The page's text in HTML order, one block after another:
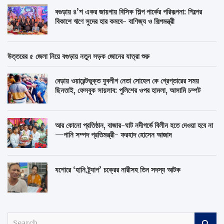
বগুড়ায় ৪’শ একর জায়গায় বিসিক শিল্প পার্কের পরিকল্পনা: শিল্পের
বিকাশে ঋণে সুদের হার কমবে- বাণিজ্য ও শিল্পমন্ত্রী
উত্তরের ৫ জেলা নিয়ে বগুড়ায় নতুন সড়ক জোনের যাত্রা শুরু
বেড়ায় ওয়ারেন্টভুক্ত যুবলীগ নেতা সোহেল কে গ্রেপ্তারের সময়
ছিনতাই, ফেসবুক সায়লাব: পুলিশের ওপর হামলা, আসামি চম্পট
আর কোনো প্রতিষ্ঠান, বাজার-ঘাট নদীগর্ভে বিলীন হতে দেওয়া হবে না
—পানি সম্পদ প্রতিমন্ত্রী- ফরহাদ হোসেন আজাদ
যশোরে ‘হানি ট্র্যাপ’ চক্রের নারীসহ তিন সদস্য আটক